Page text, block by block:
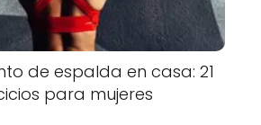
de espalda en casa: 21
para mujeres